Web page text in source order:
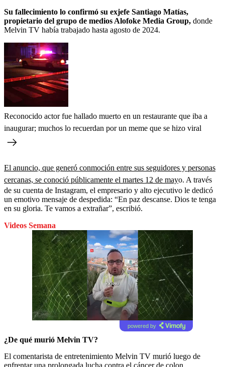
Su fallecimiento lo confirmó su exjefe Santiago Matías,
propietario del grupo de medios Alofoke Media Group, donde
Melvin TV había trabajado hasta agosto de 2024.
Reconocido actor fue hallado muerto en un restaurante que iba a
inaugurar; muchos lo recuerdan por un meme que se hizo viral
El anuncio, que generó conmoción entre sus seguidores y personas
cercanas, se conoció públicamente el martes 12 de mayo. A través
de su cuenta de Instagram, el empresario y alto ejecutivo le dedicó
un emotivo mensaje de despedida: “En paz descanse. Dios te tenga
en su gloria. Te vamos a extrañar”, escribió.
Videos Semana
powered by
¿De qué murió Melvin TV?
El comentarista de entretenimiento Melvin TV murió luego de